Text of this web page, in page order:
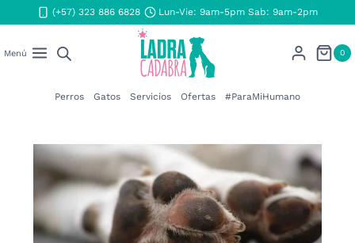
al
(+57) 323 886 6828 Lun-Vie: 9am-5pm Sab: 9am-2pm
Menú 0
Perros Gatos Servicios Ofertas #ParaMiHumano